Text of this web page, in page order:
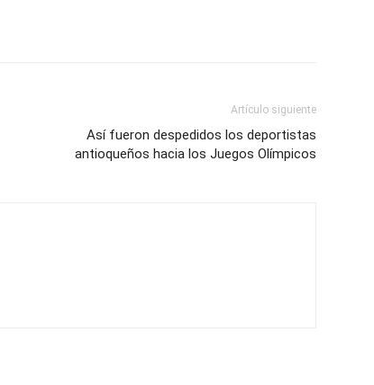
Artículo siguiente
Así fueron despedidos los deportistas
antioqueños hacia los Juegos Olímpicos